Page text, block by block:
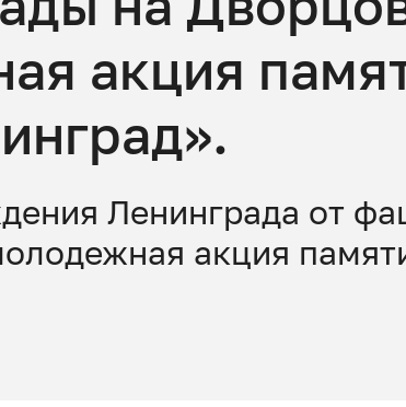
акция
Ленинграда от
акция